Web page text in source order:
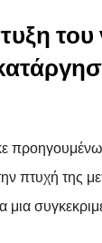
πτυχή της
μια